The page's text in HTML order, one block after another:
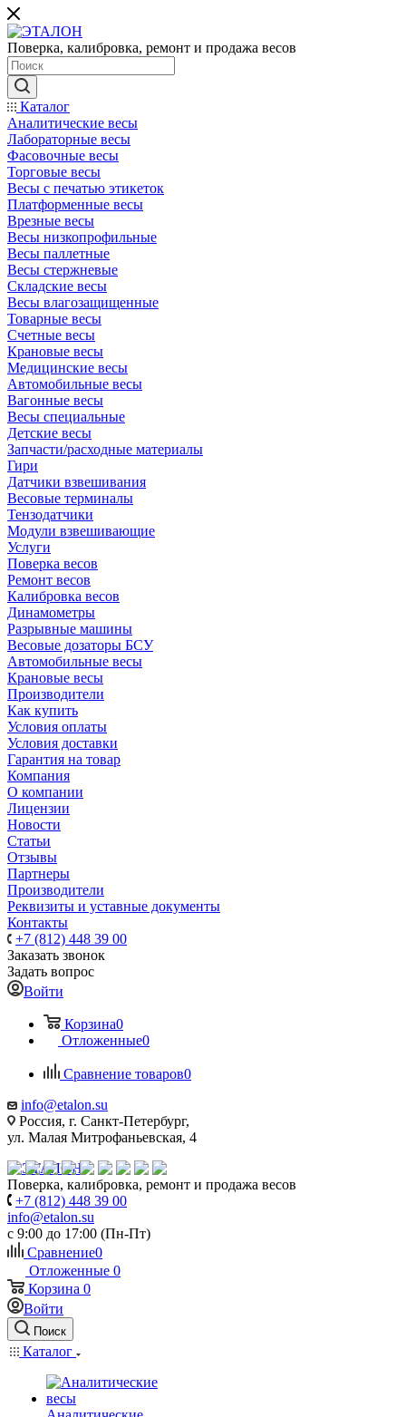
Поверка, калибровка, ремонт и продажа весов
Каталог
Аналитические весы
Лабораторные весы
Фасовочные весы
Торговые весы
Весы с печатью этикеток
Платформенные весы
Врезные весы
Весы низкопрофильные
Весы паллетные
Весы стержневые
Складские весы
Весы влагозащищенные
Товарные весы
Счетные весы
Крановые весы
Медицинские весы
Автомобильные весы
Вагонные весы
Весы специальные
Детские весы
Запчасти/расходные материалы
Гири
Датчики взвешивания
Весовые терминалы
Тензодатчики
Модули взвешивающие
Услуги
Поверка весов
Ремонт весов
Калибровка весов
Динамометры
Разрывные машины
Весовые дозаторы БСУ
Автомобильные весы
Крановые весы
Производители
Как купить
Условия оплаты
Условия доставки
Гарантия на товар
Компания
О компании
Лицензии
Новости
Статьи
Отзывы
Партнеры
Производители
Реквизиты и уставные документы
Контакты
+7 (812) 448 39 00
Заказать звонок
Задать вопрос
Войти
Корзина0
Отложенные0
Сравнение товаров0
info@etalon.su
Россия, г. Санкт-Петербург,
ул. Малая Митрофаньевская, 4
Поверка, калибровка, ремонт и продажа весов
+7 (812) 448 39 00
info@etalon.su
c 9:00 до 17:00 (Пн-Пт)
Сравнение0
Отложенные 0
Корзина 0
Войти
Поиск
Каталог